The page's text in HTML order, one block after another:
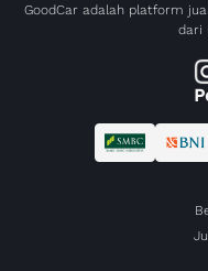
GoodCar adalah platform
dari